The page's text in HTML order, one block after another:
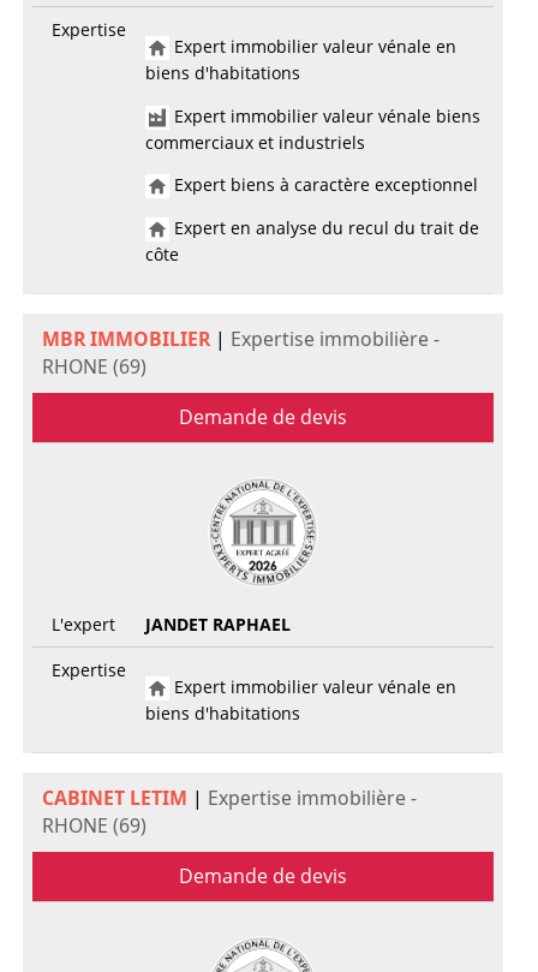
Expertise
Expert immobilier valeur vénale en
biens d'habitations
Expert immobilier valeur vénale biens
commerciaux et industriels
Expert biens à caractère exceptionnel
Expert en analyse du recul du trait de
côte
MBR IMMOBILIER| Expertise immobilière -
RHONE (69)
Demande de devis
L'expert
JANDET RAPHAEL
Expertise
Expert immobilier valeur vénale en
biens d'habitations
CABINET LETIM | Expertise immobilière -
RHONE (69)
Demande de devis